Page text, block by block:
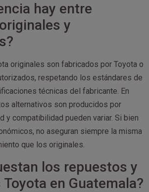
hay entre
y
originales son fabricados por Toyota o
respetando los estándares de
técnicas del fabricante. En
alternativos son producidos por
y compatibilidad pueden variar. Si bien
no aseguran siempre la misma
que los originales.
los repuestos y
en Guatemala?